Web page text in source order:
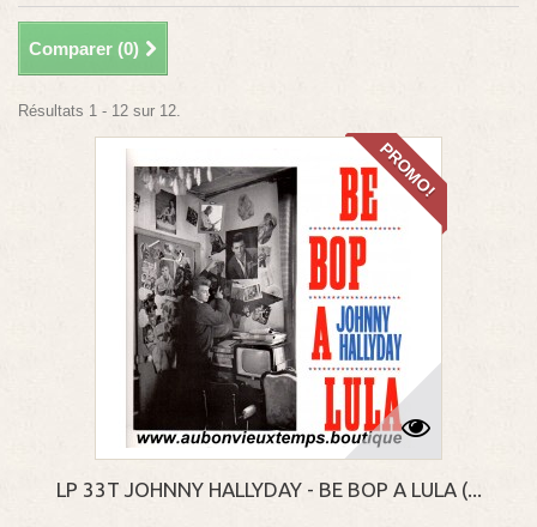
Comparer (0)
Résultats 1 - 12 sur 12.
PROMO!
LP 33T JOHNNY HALLYDAY - BE BOP A LULA (...